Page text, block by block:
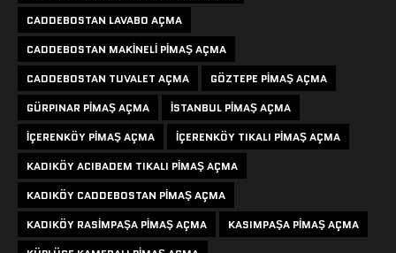
CADDEBOSTAN LAVABO AÇMA
CADDEBOSTAN MAKINELI PIMAŞ AÇMA
CADDEBOSTAN TUVALET AÇMA
GÖZTEPE PIMAŞ AÇMA
GÜRPINAR PIMAŞ AÇMA
ISTANBUL PIMAŞ AÇMA
IÇERENKÖY PIMAŞ AÇMA
IÇERENKÖY TIKALI PIMAŞ AÇMA
KADIKÖY ACIBADEM TIKALI PIMAŞ AÇMA
KADIKÖY CADDEBOSTAN PIMAŞ AÇMA
KADIKÖY RASIMPAŞA PIMAŞ AÇMA
KASIMPAŞA PIMAŞ AÇMA